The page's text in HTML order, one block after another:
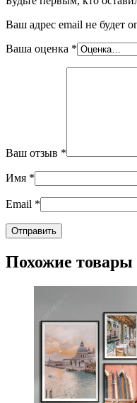
Ваш адрес email не будет
Ваша оценка *
Ваш отзыв *
Имя *
Email *
Похожие товары